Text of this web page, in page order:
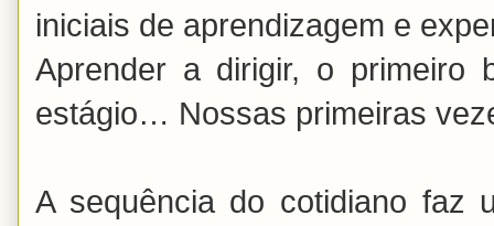
iniciais de aprendizagem e
Aprender a dirigir, o primeiro
estágio… Nossas primeiras
A sequência do cotidiano faz